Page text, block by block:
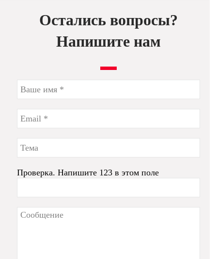
Остались вопросы?
Напишите нам
Проверка. Напишите 123 в этом поле